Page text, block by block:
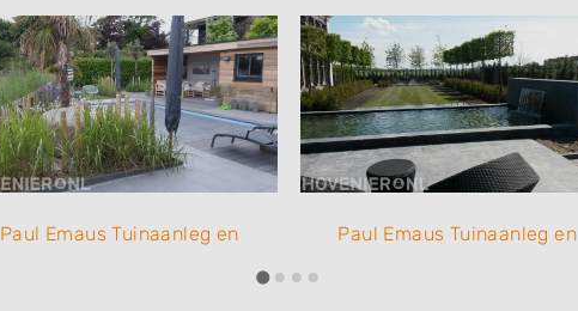
Paul Emaus Tuinaanleg en
Paul Emaus Tuinaanleg en